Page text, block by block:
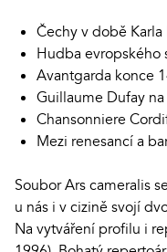
Čechy v době Karla
Hudba evropského
Avantgarda konce
Guillaume Dufay
Chansonniere
Mezi renesancí a
Soubor Ars cameralis
u nás i v cizině svojí
Na vytváření profilu i